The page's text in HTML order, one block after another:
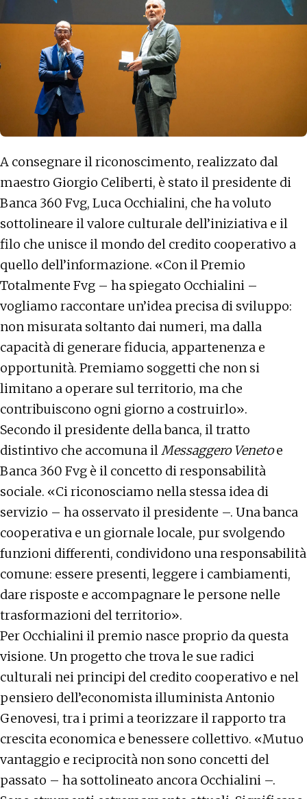
A consegnare il riconoscimento, realizzato dal
maestro Giorgio Celiberti, è stato il presidente di
Banca 360 Fvg, Luca Occhialini, che ha voluto
sottolineare il valore culturale dell’iniziativa e il
filo che unisce il mondo del credito cooperativo a
quello dell’informazione. «Con il Premio
Totalmente Fvg – ha spiegato Occhialini –
vogliamo raccontare un’idea precisa di sviluppo:
non misurata soltanto dai numeri, ma dalla
capacità di generare fiducia, appartenenza e
opportunità. Premiamo soggetti che non si
limitano a operare sul territorio, ma che
contribuiscono ogni giorno a costruirlo».
Secondo il presidente della banca, il tratto
distintivo che accomuna ilMessaggero Venetoe
Banca 360 Fvg è il concetto di responsabilità
sociale. «Ci riconosciamo nella stessa idea di
servizio – ha osservato il presidente –. Una banca
cooperativa e un giornale locale, pur svolgendo
funzioni differenti, condividono una responsabilità
comune: essere presenti, leggere i cambiamenti,
dare risposte e accompagnare le persone nelle
trasformazioni del territorio».
Per Occhialini il premio nasce proprio da questa
visione. Un progetto che trova le sue radici
culturali nei principi del credito cooperativo e nel
pensiero dell’economista illuminista Antonio
Genovesi, tra i primi a teorizzare il rapporto tra
crescita economica e benessere collettivo. «Mutuo
vantaggio e reciprocità non sono concetti del
passato – ha sottolineato ancora Occhialini –.